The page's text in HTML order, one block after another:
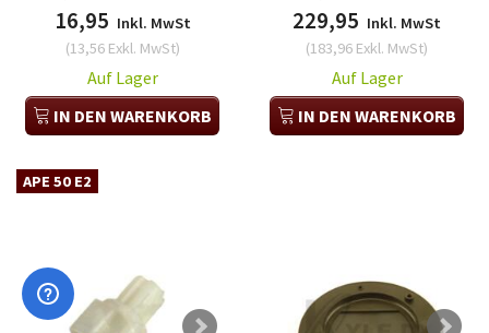
16,95 Inkl. MwSt
(13,56Exkl. MwSt)
Auf Lager
IN DEN WARENKORB
229,95 Inkl. MwSt
(183,96 Exkl. MwSt)
Auf Lager
IN DEN WARENKORB
APE 50 E2